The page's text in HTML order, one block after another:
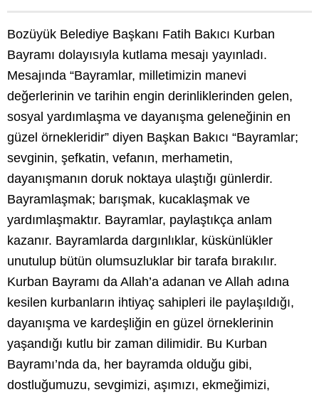
Bozüyük Belediye Başkanı Fatih Bakıcı Kurban
Bayramı dolayısıyla kutlama mesajı yayınladı.
Mesajında “Bayramlar, milletimizin manevi
değerlerinin ve tarihin engin derinliklerinden gelen,
sosyal yardımlaşma ve dayanışma geleneğinin en
güzel örnekleridir” diyen Başkan Bakıcı “Bayramlar;
sevginin, şefkatin, vefanın, merhametin,
dayanışmanın doruk noktaya ulaştığı günlerdir.
Bayramlaşmak; barışmak, kucaklaşmak ve
yardımlaşmaktır. Bayramlar, paylaştıkça anlam
kazanır. Bayramlarda dargınlıklar, küskünlükler
unutulup bütün olumsuzluklar bir tarafa bırakılır.
Kurban Bayramı da Allah’a adanan ve Allah adına
kesilen kurbanların ihtiyaç sahipleri ile paylaşıldığı,
dayanışma ve kardeşliğin en güzel örneklerinin
yaşandığı kutlu bir zaman dilimidir. Bu Kurban
Bayramı’nda da, her bayramda olduğu gibi,
dostluğumuzu, sevgimizi, aşımızı, ekmeğimizi,